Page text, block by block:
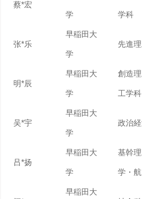
蔡*宏
学 学科
张*乐
早稲田大
学
先進
明*辰
早稲田大
学
創造
工学科
吴*宇
早稲田大
学
政治
吕*扬
早稲田大
学
基幹
学・
早稲田大